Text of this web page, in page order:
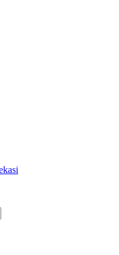
(Call/WA)
cetak banner buku yasin
stiker undangan